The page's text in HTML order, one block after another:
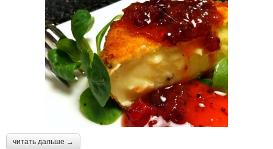
читать дальше →